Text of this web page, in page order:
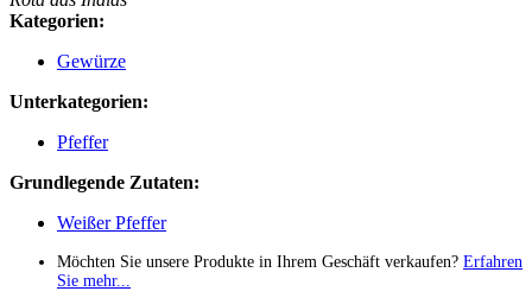
Kategorien:
Gewürze
Unterkategorien:
Pfeffer
Grundlegende Zutaten:
Weißer Pfeffer
Möchten Sie unsere Produkte in Ihrem Geschäft verkaufen? Erfahren
Sie mehr...